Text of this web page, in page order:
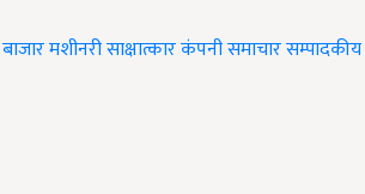
बाजारमशीनरीसाक्षात्कारकंपनी समाचारसम्पादकीय